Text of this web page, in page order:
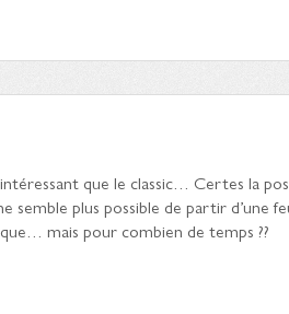
que le classic… Certes la
semble plus possible de partir d’une
mais pour combien de temps ??